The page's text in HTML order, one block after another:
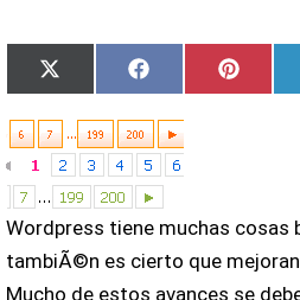
Compartir
en
X
(Twitter)
Compartir
en
Facebook
en
Wordpress tiene muchas cosas
tambiÃ©n es cierto que
Mucho de estos avances se